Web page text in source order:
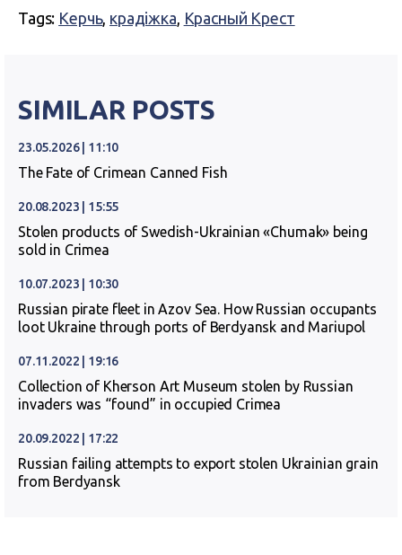
Tags: Керчь, крадіжка, Красный Крест
SIMILAR POSTS
23.05.2026 | 11:10
The Fate of Crimean Canned Fish
20.08.2023 | 15:55
Stolen products of Swedish-Ukrainian «Chumak» being
sold in Crimea
10.07.2023 | 10:30
Russian pirate fleet in Azov Sea. How Russian occupants
loot Ukraine through ports of Berdyansk and Mariupol
07.11.2022 | 19:16
Collection of Kherson Art Museum stolen by Russian
invaders was “found” in occupied Crimea
20.09.2022 | 17:22
Russian failing attempts to export stolen Ukrainian grain
from Berdyansk